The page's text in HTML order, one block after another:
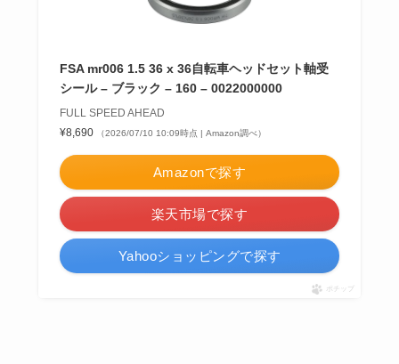
FSA mr006 1.5 36 x 36自転車ヘッドセット軸受
シール – ブラック – 160 – 0022000000
FULL SPEED AHEAD
¥8,690
（2026/07/10 10:09時点 | Amazon調べ）
Amazonで探す
楽天市場で探す
Yahooショッピングで探す
ポチップ